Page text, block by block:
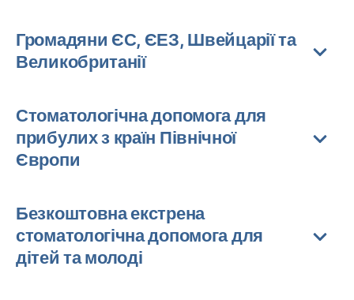
Громадяни ЄС, ЄЕЗ, Швейцарії та
Великобританії
Стоматологічна допомога для
прибулих з країн Північної
Європи
Безкоштовна екстрена
стоматологічна допомога для
дітей та молоді